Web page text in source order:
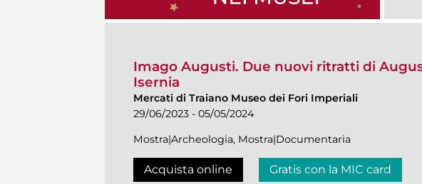
Imago Augusti. Due nuovi ritratti di
Isernia
Mercati di Traiano Museo dei Fori Imperiali
29/06/2023 - 05/05/2024
Mostra|Archeologia, Mostra|Documentaria
Acquista online Gratis con la MIC card